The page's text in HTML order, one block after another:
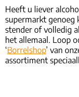
Heeft u liever
supermarkt genoeg
stender of volledig
het allemaal. Loop
‘Borrelshop’ van
assortiment